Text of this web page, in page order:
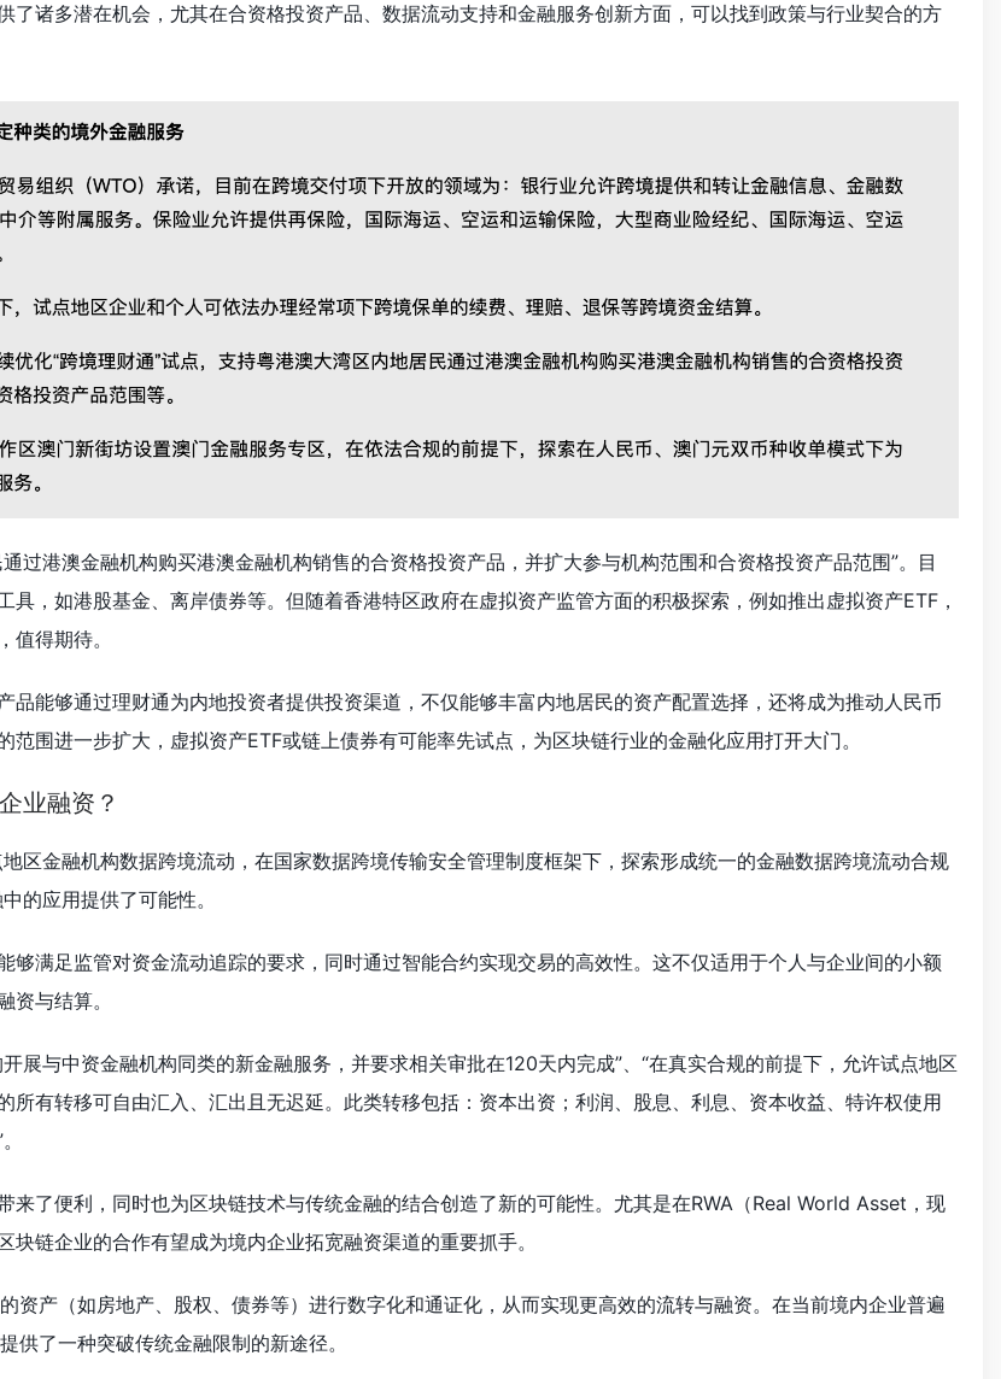
了诸多潜在机会，尤其在合资格投资产品、数据流动支持和金融服务创新方面，可以找到政策与行业契合的方
过港澳金融机构购买港澳金融机构销售的合资格投资产品，并扩大参与机构范围和合资格投资产品范围”。目
具，如港股基金、离岸债券等。但随着香港特区政府在虚拟资产监管方面的积极探索，例如推出虚拟资产ETF，
值得期待。
品能够通过理财通为内地投资者提供投资渠道，不仅能够丰富内地居民的资产配置选择，还将成为推动人民币
范围进一步扩大，虚拟资产ETF或链上债券有可能率先试点，为区块链行业的金融化应用打开大门。
业融资？
地区金融机构数据跨境流动，在国家数据跨境传输安全管理制度框架下，探索形成统一的金融数据跨境流动合规
的应用提供了可能性。
够满足监管对资金流动追踪的要求，同时通过智能合约实现交易的高效性。这不仅适用于个人与企业间的小额
资与结算。
展与中资金融机构同类的新金融服务，并要求相关审批在120天内完成”、“在真实合规的前提下，允许试点地区
所有转移可自由汇入、汇出且无迟延。此类转移包括：资本出资；利润、股息、利息、资本收益、特许权使用
来了便利，同时也为区块链技术与传统金融的结合创造了新的可能性。尤其是在RWA（Real World Asset，现
块链企业的合作有望成为境内企业拓宽融资渠道的重要抓手。
资产（如房地产、股权、债券等）进行数字化和通证化，从而实现更高效的流转与融资。在当前境内企业普遍
供了一种突破传统金融限制的新途径。